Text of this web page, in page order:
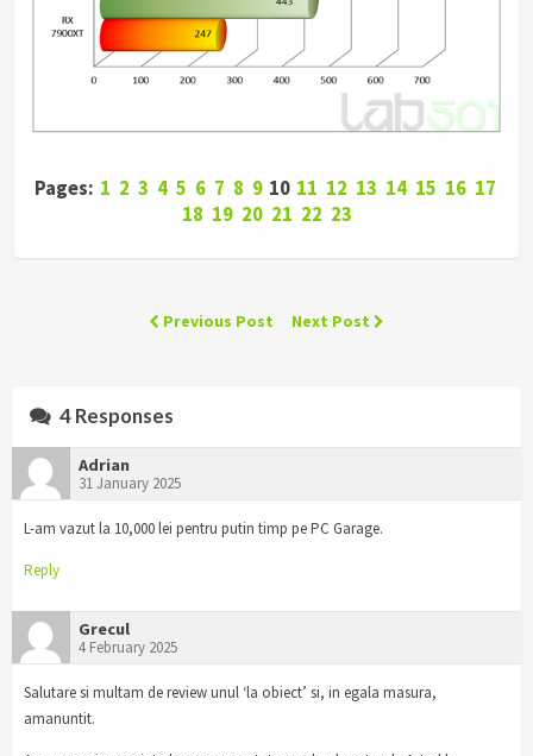
Pages: 1 2 3 4 5 6 7 8 9 10 11 12 13 14 15 16 17
18 19 20 21 22 23
Previous Post Next Post
4 Responses
Adrian
31 January 2025
L-am vazut la 10,000 lei pentru putin timp pe PC Garage.
Reply
Grecul
4 February 2025
Salutare si multam de review unul ‘la obiect’ si, in egala masura,
amanuntit.